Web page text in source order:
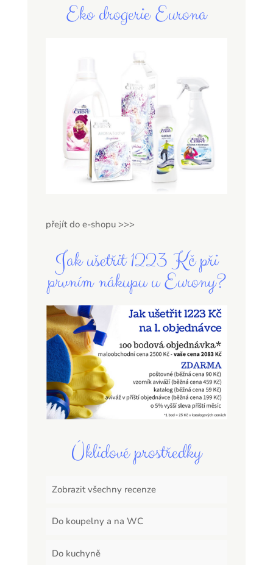
Eko drogerie Eurona
přejít do e-shopu >>>
Jak ušetřit 1223 Kč při
prvním nákupu u Eurony?
Úklidové prostředky
Zobrazit všechny recenze
Do koupelny a na WC
Do kuchyně